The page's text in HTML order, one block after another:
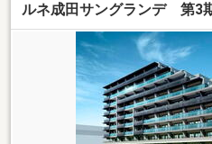
ルネ成田サングランデ 第3